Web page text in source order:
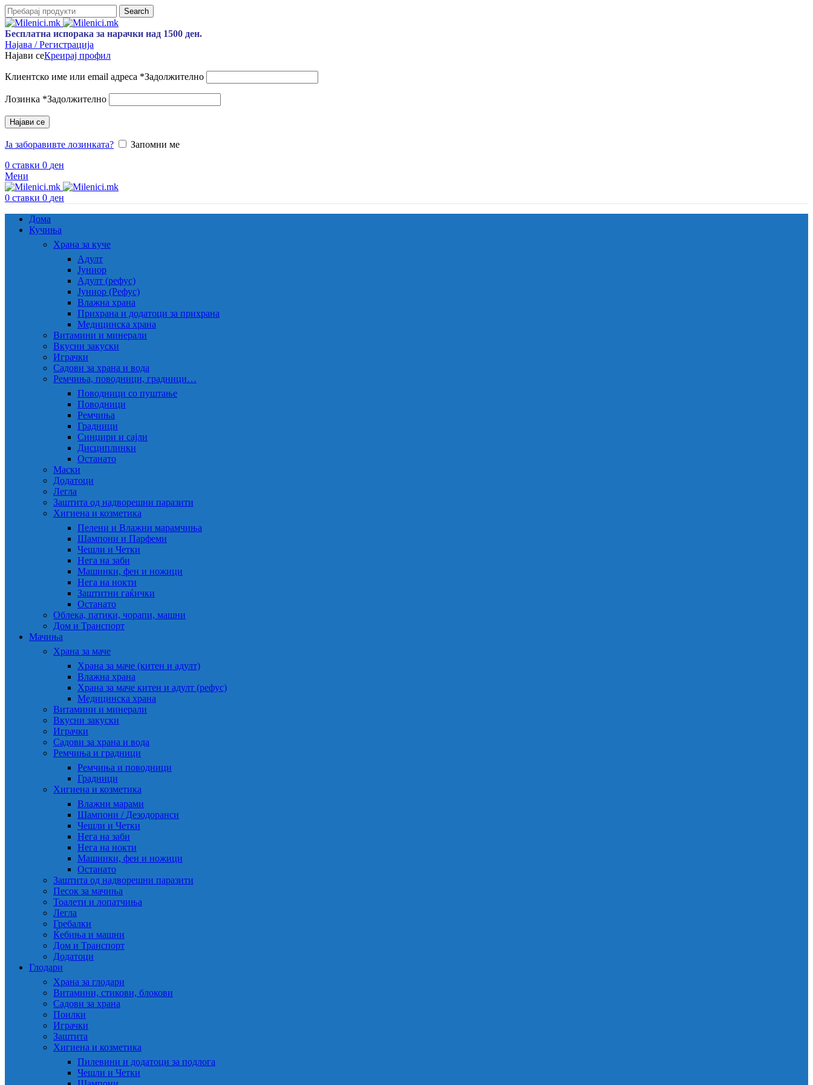
Search
Бесплатна испорака за нарачки над 1500 ден.
Најава / Регистрација
Најави сеКреирај профил
Клиентско име или email адреса *Задолжително
Лозинка *Задолжително
Најави се
Ја заборавивте лозинката?
Запомни ме
0 ставки 0 ден
Мени
0 ставки 0 ден
Дома
Кучиња
Храна за куче
Адулт
Јуниор
Адулт (рефус)
Јуниор (Рефус)
Влажна храна
Прихрана и додатоци за прихрана
Медицинска храна
Витамини и минерали
Вкусни закуски
Играчки
Садови за храна и вода
Ремчиња, поводници, градници…
Поводници со пуштање
Поводници
Ремчиња
Градници
Синџири и сајли
Дисциплинки
Останато
Маски
Додатоци
Легла
Заштита од надворешни паразити
Хигиена и козметика
Пелени и Влажни марамчиња
Шампони и Парфеми
Чешли и Четки
Нега на заби
Машинки, фен и ножици
Нега на нокти
Заштитни гаќички
Останато
Облека, патики, чорапи, машни
Дом и Транспорт
Мачиња
Храна за маче
Храна за маче (китен и адулт)
Влажна храна
Храна за маче китен и адулт (рефус)
Медицинска храна
Витамини и минерали
Вкусни закуски
Играчки
Садови за храна и вода
Ремчиња и градници
Ремчиња и поводници
Градници
Хигиена и козметика
Влажни марами
Шампони / Дезодоранси
Чешли и Четки
Нега на заби
Нега на нокти
Машинки, фен и ножици
Останато
Заштита од надворешни паразити
Песок за мачиња
Тоалети и лопатчиња
Легла
Гребалки
Ќебиња и машни
Дом и Транспорт
Додатоци
Глодари
Храна за глодари
Витамини, стикови, блокови
Садови за храна
Поилки
Играчки
Заштита
Хигиена и козметика
Пилевини и додатоци за подлога
Чешли и Четки